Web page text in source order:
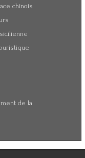
chinois
de la